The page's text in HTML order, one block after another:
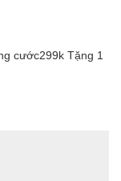
cước299k Tặng 1